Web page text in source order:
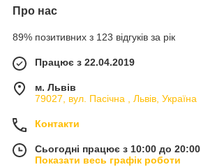
Про нас
89% позитивних з 123 відгуків за рік
Працює з 22.04.2019
м. Львів
79027, вул. Пасічна , Львів, Україна
Контакти
Сьогодні працює з 10:00 до 20:00
Показати весь графік роботи